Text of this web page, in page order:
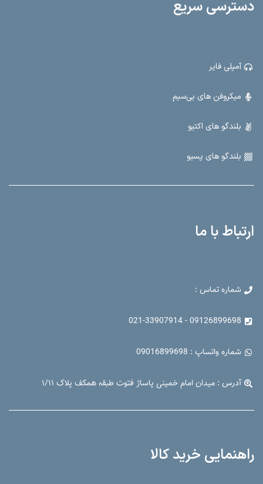
دسترسی سریع
آمپلی فایر
میکروفن های بی‌سیم
بلندگو های اکتیو
بلندگو های پسیو
ارتباط با ما
شماره تماس :
09126899698 - 021-33907914
شماره واتساپ : 09016899698
آدرس : میدان امام خمینی پاساژ فتوت طبقه همکف پلاک ۱/۱۱
راهنمایی خرید کالا